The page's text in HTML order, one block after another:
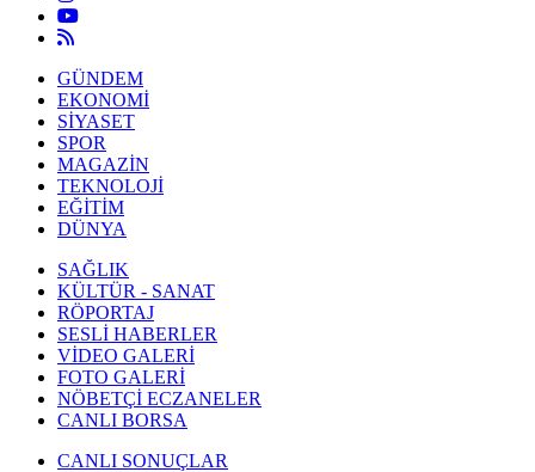
GÜNDEM
EKONOMİ
SİYASET
SPOR
MAGAZİN
TEKNOLOJİ
EĞİTİM
DÜNYA
SAĞLIK
KÜLTÜR - SANAT
RÖPORTAJ
SESLİ HABERLER
VİDEO GALERİ
FOTO GALERİ
NÖBETÇİ ECZANELER
CANLI BORSA
CANLI SONUÇLAR